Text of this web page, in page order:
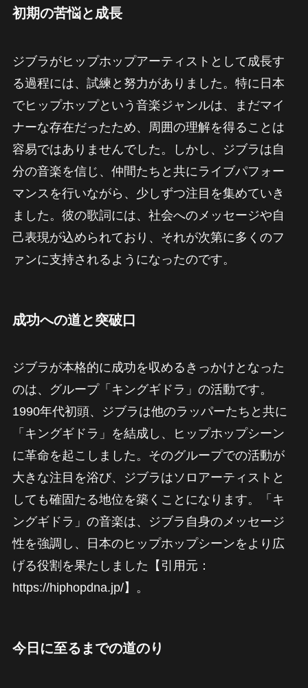
初期の苦悩と成長
ジブラがヒップホップアーティストとして成長す
る過程には、試練と努力がありました。特に日本
でヒップホップという音楽ジャンルは、まだマイ
ナーな存在だったため、周囲の理解を得ることは
容易ではありませんでした。しかし、ジブラは自
分の音楽を信じ、仲間たちと共にライブパフォー
マンスを行いながら、少しずつ注目を集めていき
ました。彼の歌詞には、社会へのメッセージや自
己表現が込められており、それが次第に多くのフ
ァンに支持されるようになったのです。
成功への道と突破口
ジブラが本格的に成功を収めるきっかけとなった
のは、グループ「キングギドラ」の活動です。
1990年代初頭、ジブラは他のラッパーたちと共に
「キングギドラ」を結成し、ヒップホップシーン
に革命を起こしました。そのグループでの活動が
大きな注目を浴び、ジブラはソロアーティストと
しても確固たる地位を築くことになります。「キ
ングギドラ」の音楽は、ジブラ自身のメッセージ
性を強調し、日本のヒップホップシーンをより広
げる役割を果たしました【引用元：
https://hiphopdna.jp/】。
今日に至るまでの道のり